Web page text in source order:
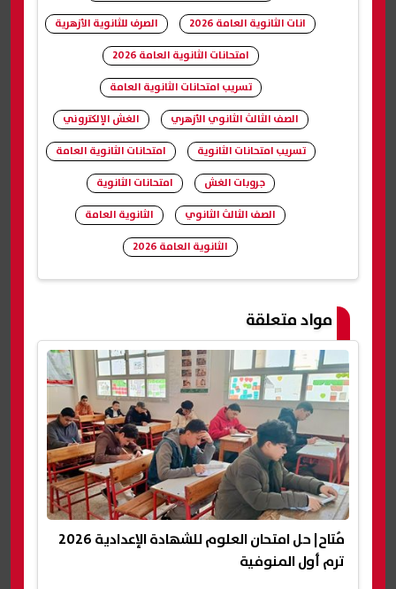
انات الثانوية العامة 2026
الصرف للثانوية الأزهرية
امتحانات الثانوية العامة 2026
تسريب امتحانات الثانوية العامة
الصف الثالث الثانوي الأزهري
الغش الإلكتروني
تسريب امتحانات الثانوية
امتحانات الثانوية العامة
جروبات الغش
امتحانات الثانوية
الصف الثالث الثانوي
الثانوية العامة
الثانوية العامة 2026
مواد متعلقة
مُتاح| حل امتحان العلوم للشهادة الإعدادية 2026
ترم أول المنوفية